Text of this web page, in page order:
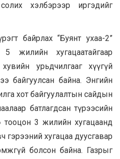
хэлбэрээр иргэдийг
байрлах “Буянт ухаа-2”
жилийн хугацаатайгаар
урьдчилгааг хүүгүй
байгуулсан байна. Энгийн
хот байгуулалтын сайдын
батлагдсан түрээсийн
тооцон 3 жилийн хугацаанд
гэрээний хугацаа дуусгавар
болсон байна. Газрыг